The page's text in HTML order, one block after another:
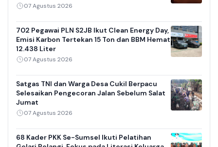
07 Agustus 2026
702 Pegawai PLN S2JB Ikut Clean Energy Day,
Emisi Karbon Tertekan 15 Ton dan BBM Hemat
12.438 Liter
07 Agustus 2026
Satgas TNI dan Warga Desa Cukil Berpacu
Selesaikan Pengecoran Jalan Sebelum Salat
Jumat
07 Agustus 2026
68 Kader PKK Se-Sumsel Ikuti Pelatihan